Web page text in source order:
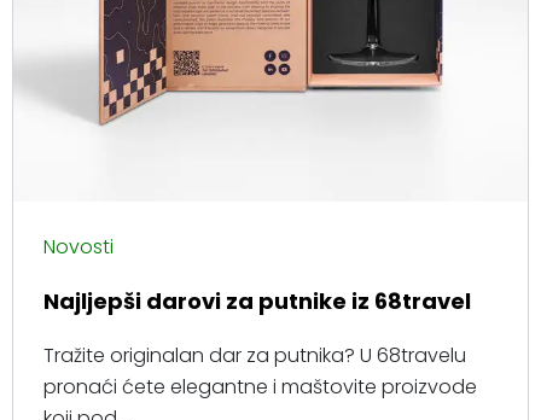
Novosti
Najljepši darovi za putnike iz 68travel
Tražite originalan dar za putnika? U 68travelu
pronaći ćete elegantne i maštovite proizvode